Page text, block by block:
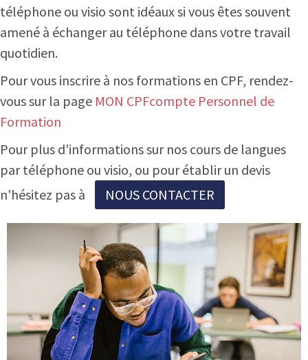
téléphone ou visio sont idéaux si vous êtes souvent
amené à échanger au téléphone dans votre travail
quotidien.
Pour vous inscrire à nos formations en CPF, rendez-
vous sur la page MON CPFcompte Personnel de
Formation
Pour plus d'informations sur nos cours de langues
par téléphone ou visio, ou pour établir un devis
n'hésitez pas à
NOUS CONTACTER